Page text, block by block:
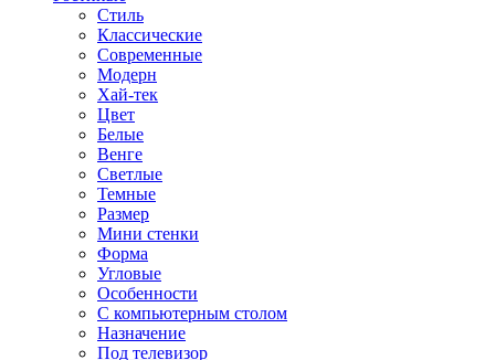
Стиль
Классические
Современные
Модерн
Хай-тек
Цвет
Белые
Венге
Светлые
Темные
Размер
Мини стенки
Форма
Угловые
Особенности
С компьютерным столом
Назначение
Под телевизор